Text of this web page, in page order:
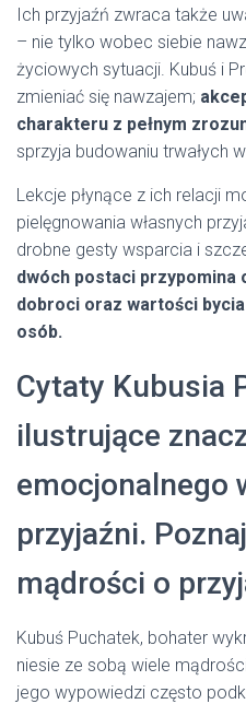
Ich przyjaźń zwraca także
– nie tylko wobec siebie
życiowych sytuacji. Kubuś i
zmieniać się nawzajem;
charakteru z pełnym
sprzyja budowaniu trwałych
Lekcje płynące z ich relacji
pielęgnowania własnych
drobne gesty wsparcia i
dwóch postaci przypomina
dobroci oraz wartości
osób.
Cytaty Kubusia
ilustrujące
emocjonalnego
przyjaźni.
mądrości o
Kubuś Puchatek, bohater
niesie ze sobą wiele
jego wypowiedzi często